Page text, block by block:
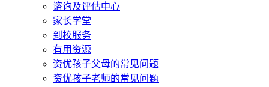
谘询及评估中心
家长学堂
到校服务
有用资源
资优孩子父母的常见问题
资优孩子老师的常见问题